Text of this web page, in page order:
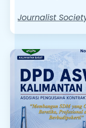
Journalist